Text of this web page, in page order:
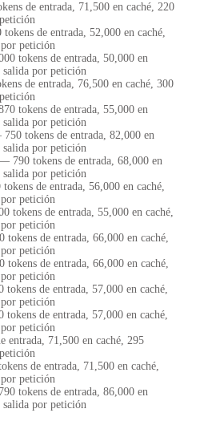
de entrada, 71,500 en caché, 220
de entrada, 52,000 en caché,
petición
tokens de entrada, 50,000 en
salida por petición
de entrada, 76,500 en caché, 300
tokens de entrada, 55,000 en
salida por petición
tokens de entrada, 82,000 en
salida por petición
790 tokens de entrada, 68,000 en
salida por petición
de entrada, 56,000 en caché,
petición
de entrada, 55,000 en caché,
petición
de entrada, 66,000 en caché,
petición
de entrada, 66,000 en caché,
petición
de entrada, 57,000 en caché,
petición
de entrada, 57,000 en caché,
petición
71,500 en caché, 295
de entrada, 71,500 en caché,
petición
tokens de entrada, 86,000 en
salida por petición